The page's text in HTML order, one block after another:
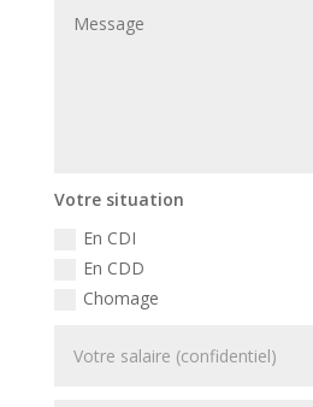
Votre situation
En CDI
En CDD
Chomage